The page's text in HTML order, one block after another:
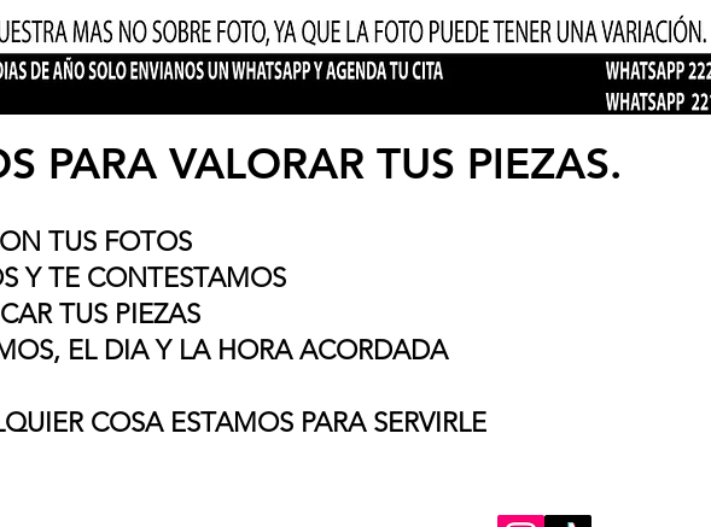
PARA VALORAR TUS PIEZAS.
TUS FOTOS
Y TE CONTESTAMOS
TUS PIEZAS
EL DIA Y LA HORA ACORDADA
COSA ESTAMOS PARA SERVIRLE